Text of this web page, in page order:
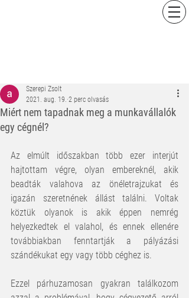
Miért nem tapadnak meg a munkavállalók
egy cégnél?
Szerepi Zsolt
2021. aug. 19. 2 perc olvasás
Az elmúlt időszakban több ezer interjút
hajtottam végre, olyan embereknél, akik
beadták valahova az önéletrajzukat és
igazán szeretnének állást találni. Voltak
köztük olyanok is akik éppen nemrég
helyezkedtek el valahol, és ennek ellenére
továbbiakban fenntartják a pályázási
szándékukat egy vagy több céghez is.
Ezzel párhuzamosan gyakran találkozom